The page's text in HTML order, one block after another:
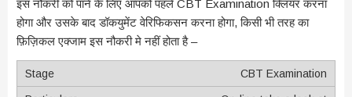
इस नौकरी को पाने के लिए आपको पहले CBT Examination क्लियर करना
होगा और उसके बाद डॉकयुमेंट वेरिफिकसन करना होगा, किसी भी तरह का
फ़िज़िकल एक्जाम इस नौकरी मे नहीं होता है –
CBT Examination